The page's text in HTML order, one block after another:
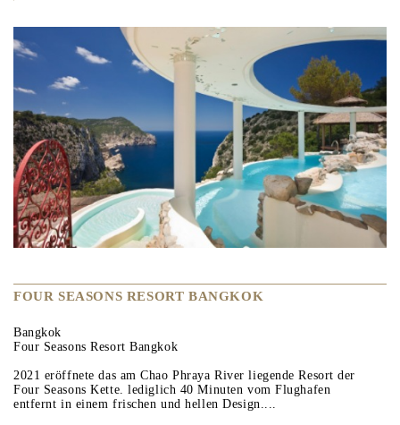
FOUR SEASONS RESORT BANGKOK
Bangkok
Four Seasons Resort Bangkok
2021 eröffnete das am Chao Phraya River liegende Resort der
Four Seasons Kette. lediglich 40 Minuten vom Flughafen
entfernt in einem frischen und hellen Design....